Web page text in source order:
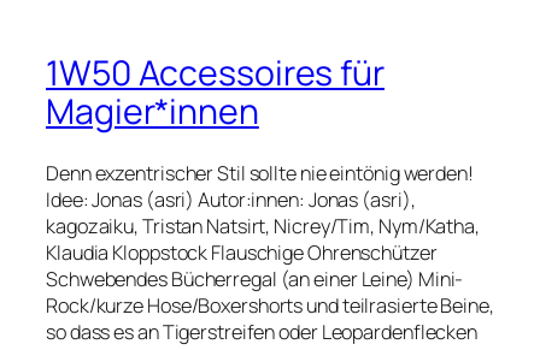
1W50 Accessoires für
Magier*innen
Denn exzentrischer Stil sollte nie eintönig werden!
Idee: Jonas (asri) Autor:innen: Jonas (asri),
kagozaiku, Tristan Natsirt, Nicrey/Tim, Nym/Katha,
Klaudia Kloppstock Flauschige Ohrenschützer
Schwebendes Bücherregal (an einer Leine) Mini-
Rock/kurze Hose/Boxershorts und teilrasierte Beine,
so dass es an Tigerstreifen oder Leopardenflecken